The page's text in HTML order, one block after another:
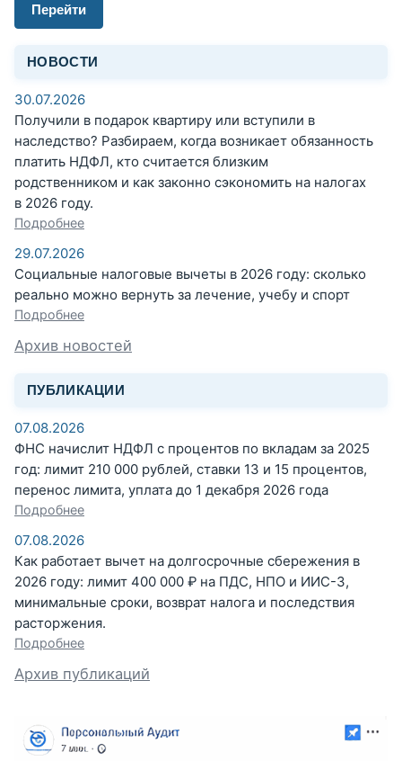
Перейти
НОВОСТИ
30.07.2026
Получили в подарок квартиру или вступили в
наследство? Разбираем, когда возникает обязанность
платить НДФЛ, кто считается близким
родственником и как законно сэкономить на налогах
в 2026 году.
Подробнее
29.07.2026
Социальные налоговые вычеты в 2026 году: сколько
реально можно вернуть за лечение, учебу и спорт
Подробнее
Архив новостей
ПУБЛИКАЦИИ
07.08.2026
ФНС начислит НДФЛ с процентов по вкладам за 2025
год: лимит 210 000 рублей, ставки 13 и 15 процентов,
перенос лимита, уплата до 1 декабря 2026 года
Подробнее
07.08.2026
Как работает вычет на долгосрочные сбережения в
2026 году: лимит 400 000 ₽ на ПДС, НПО и ИИС-3,
минимальные сроки, возврат налога и последствия
расторжения.
Подробнее
Архив публикаций